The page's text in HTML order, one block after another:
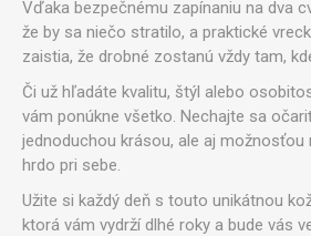
Vďaka bezpečnému zapínaniu na dva
že by sa niečo stratilo, a praktické
zaistia, že drobné zostanú vždy tam,
Či už hľadáte kvalitu, štýl alebo
vám ponúkne všetko. Nechajte sa
jednoduchou krásou, ale aj
hrdo pri sebe.
Užite si každý deň s touto unikátnou
ktorá vám vydrží dlhé roky a bude vás